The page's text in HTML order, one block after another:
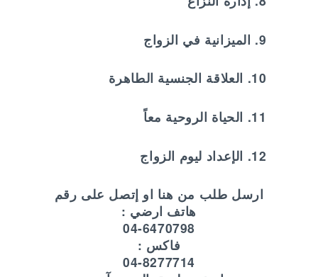
9. الميزانية في الزواج
10. العلاقة الجنسية الطاهرة
11. الحياة الروحية معاً
12. الإعداد ليوم الزواج
ارسل طلب من هنا او إتصل على رقم
04-6470798
فاكس :
04-8277714
او عن طريق الوتس آب
04-6470798